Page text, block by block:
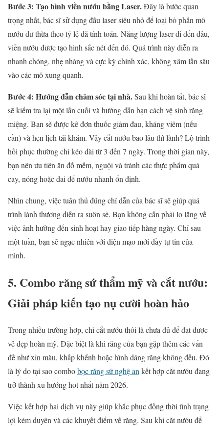
Bước 3: Tạo hình viền nướu bằng Laser.Đây là bước quan
trọng nhất, bác sĩ sử dụng đầu laser siêu nhỏ để loại bỏ phần mô
nướu dư thừa theo tỷ lệ đã tính toán. Năng lượng laser đi đến đâu,
viền nướu được tạo hình sắc nét đến đó. Quá trình này diễn ra
nhanh chóng, nhẹ nhàng và cực kỳ chính xác, không xâm lấn sâu
vào các mô xung quanh.
Bước 4: Hướng dẫn chăm sóc tại nhà.Sau khi hoàn tất, bác sĩ
sẽ kiểm tra lại một lần cuối và hướng dẫn bạn cách vệ sinh răng
miệng. Bạn sẽ được kê đơn thuốc giảm đau, kháng viêm (nếu
cần) và hẹn lịch tái khám. Vậy cắt nướu bao lâu thì lành? Lộ trình
hồi phục thường chỉ kéo dài từ 3 đến 7 ngày. Trong thời gian này,
bạn nên ưu tiên ăn đồ mềm, nguội và tránh các thực phẩm quá
cay, nóng hoặc dai để nướu nhanh ổn định.
Nhìn chung, việc tuân thủ đúng chỉ dẫn của bác sĩ sẽ giúp quá
trình lành thương diễn ra suôn sẻ. Bạn không cần phải lo lắng về
việc ảnh hưởng đến sinh hoạt hay giao tiếp hàng ngày. Chỉ sau
một tuần, bạn sẽ ngạc nhiên với diện mạo mới đầy tự tin của
mình.
5. Combo răng sứ thẩm mỹ và cắt nướu:
Giải pháp kiến tạo nụ cười hoàn hảo
Trong nhiều trường hợp, chỉ cắt nướu thôi là chưa đủ để đạt được
vẻ đẹp hoàn mỹ. Đặc biệt là khi răng của bạn gặp thêm các vấn
đề như xỉn màu, khấp khểnh hoặc hình dáng răng không đều. Đó
là lý do tại sao combobọc răng sứ nghệ an kết hợp cắt nướu đang
trở thành xu hướng hot nhất năm 2026.
Việc kết hợp hai dịch vụ này giúp khắc phục đồng thời tình trạng
lợi kém duyên và các khuyết điểm về răng. Sau khi cắt nướu để